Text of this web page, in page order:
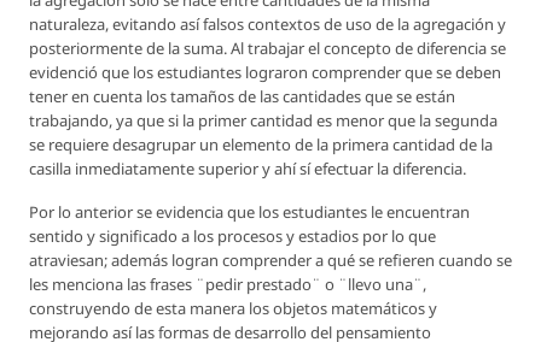
naturaleza, evitando así falsos contextos de uso de la agregación y
posteriormente de la suma. Al trabajar el concepto de diferencia se
evidenció que los estudiantes lograron comprender que se deben
tener en cuenta los tamaños de las cantidades que se están
trabajando, ya que si la primer cantidad es menor que la segunda
se requiere desagrupar un elemento de la primera cantidad de la
casilla inmediatamente superior y ahí sí efectuar la diferencia.
Por lo anterior se evidencia que los estudiantes le encuentran
sentido y significado a los procesos y estadios por lo que
atraviesan; además logran comprender a qué se refieren cuando se
les menciona las frases ¨pedir prestado¨ o ¨llevo una¨,
construyendo de esta manera los objetos matemáticos y
mejorando así las formas de desarrollo del pensamiento